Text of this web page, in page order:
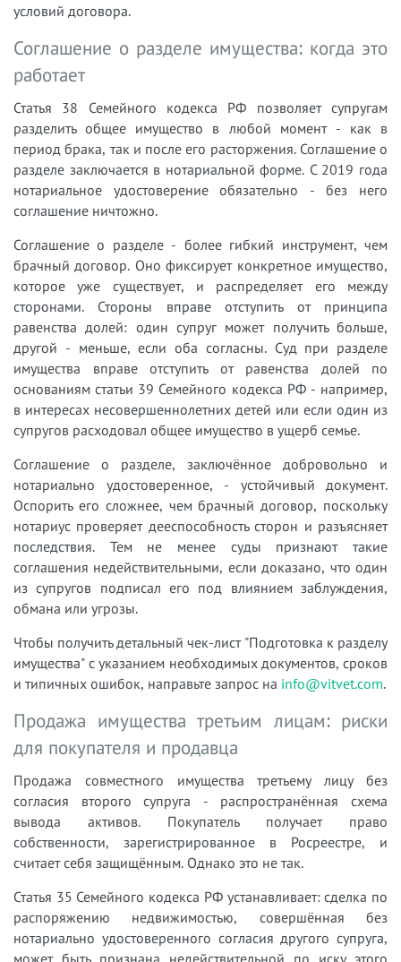
условий договора.
Соглашение о разделе имущества: когда это
работает
Статья 38 Семейного кодекса РФ позволяет супругам
разделить общее имущество в любой момент - как в
период брака, так и после его расторжения. Соглашение о
разделе заключается в нотариальной форме. С 2019 года
нотариальное удостоверение обязательно - без него
соглашение ничтожно.
Соглашение о разделе - более гибкий инструмент, чем
брачный договор. Оно фиксирует конкретное имущество,
которое уже существует, и распределяет его между
сторонами. Стороны вправе отступить от принципа
равенства долей: один супруг может получить больше,
другой - меньше, если оба согласны. Суд при разделе
имущества вправе отступить от равенства долей по
основаниям статьи 39 Семейного кодекса РФ - например,
в интересах несовершеннолетних детей или если один из
супругов расходовал общее имущество в ущерб семье.
Соглашение о разделе, заключённое добровольно и
нотариально удостоверенное, - устойчивый документ.
Оспорить его сложнее, чем брачный договор, поскольку
нотариус проверяет дееспособность сторон и разъясняет
последствия. Тем не менее суды признают такие
соглашения недействительными, если доказано, что один
из супругов подписал его под влиянием заблуждения,
обмана или угрозы.
Чтобы получить детальный чек-лист "Подготовка к разделу
имущества" с указанием необходимых документов, сроков
и типичных ошибок, направьте запрос на info@vitvet.com.
Продажа имущества третьим лицам: риски
для покупателя и продавца
Продажа совместного имущества третьему лицу без
согласия второго супруга - распространённая схема
вывода активов. Покупатель получает право
собственности, зарегистрированное в Росреестре, и
считает себя защищённым. Однако это не так.
Статья 35 Семейного кодекса РФ устанавливает: сделка по
распоряжению недвижимостью, совершённая без
нотариально удостоверенного согласия другого супруга,
может быть признана недействительной по иску этого